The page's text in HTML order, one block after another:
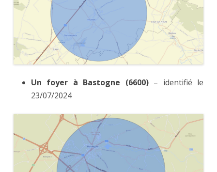
Un foyer à Bastogne (6600)– identifié le
23/07/2024